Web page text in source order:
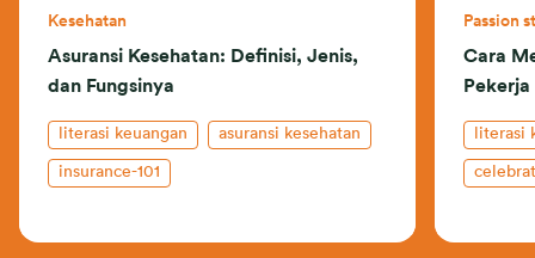
Kesehatan
Asuransi Kesehatan: Definisi, Jenis,
dan Fungsinya
literasi keuangan asuransi kesehatan
insurance-101
Passion
Cara
Pekerja
literasi